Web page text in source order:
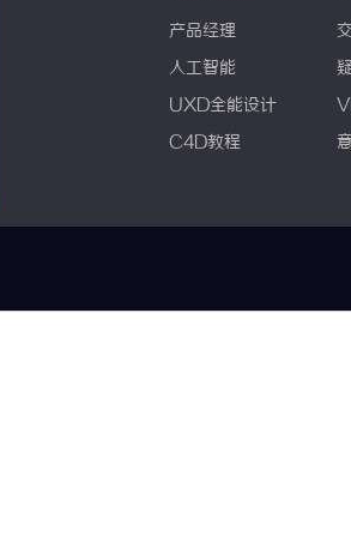
产品经理
人工智能
UXD全能设计
C4D教程